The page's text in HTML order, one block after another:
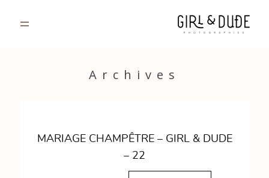
Archives
MARIAGE CHAMPÊTRE – GIRL & DUDE
– 22
INFOS
CONTACT